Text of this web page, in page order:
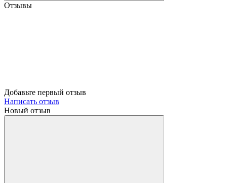
Отзывы
Добавьте первый отзыв
Написать отзыв
Новый отзыв